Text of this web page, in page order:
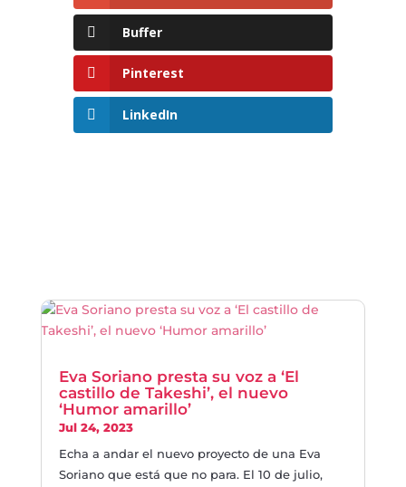
Buffer
Pinterest
LinkedIn
Eva Soriano presta su voz a ‘El
castillo de Takeshi’, el nuevo
‘Humor amarillo’
Jul 24, 2023
Echa a andar el nuevo proyecto de una Eva
Soriano que está que no para. El 10 de julio,